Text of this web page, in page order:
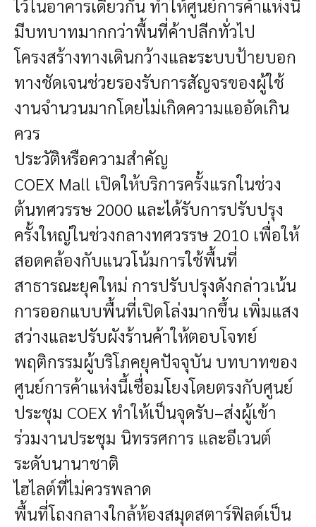
ไว้ในอาคารเดียวกัน ทำให้ศูนย์การค้าแห่งนี้
มีบทบาทมากกว่าพื้นที่ค้าปลีกทั่วไป
โครงสร้างทางเดินกว้างและระบบป้ายบอก
ทางชัดเจนช่วยรองรับการสัญจรของผู้ใช้
งานจำนวนมากโดยไม่เกิดความแออัดเกิน
ควร
ประวัติหรือความสำคัญ
COEX Mall เปิดให้บริการครั้งแรกในช่วง
ต้นทศวรรษ 2000 และได้รับการปรับปรุง
ครั้งใหญ่ในช่วงกลางทศวรรษ 2010 เพื่อให้
สอดคล้องกับแนวโน้มการใช้พื้นที่
สาธารณะยุคใหม่ การปรับปรุงดังกล่าวเน้น
การออกแบบพื้นที่เปิดโล่งมากขึ้น เพิ่มแสง
สว่างและปรับผังร้านค้าให้ตอบโจทย์
พฤติกรรมผู้บริโภคยุคปัจจุบัน บทบาทของ
ศูนย์การค้าแห่งนี้เชื่อมโยงโดยตรงกับศูนย์
ประชุม COEX ทำให้เป็นจุดรับ–ส่งผู้เข้า
ร่วมงานประชุม นิทรรศการ และอีเวนต์
ระดับนานาชาติ
ไฮไลต์ที่ไม่ควรพลาด
พื้นที่โถงกลางใกล้ห้องสมุดสตาร์ฟิลด์เป็น